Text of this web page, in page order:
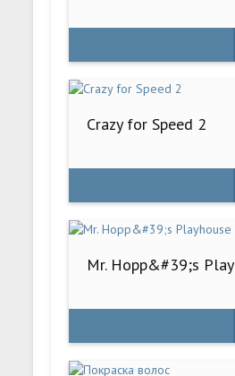
Crazy for Speed 2
Mr. Hopp&#39;s